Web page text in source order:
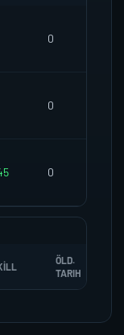
0
0
0
ÖLD.
TARIH